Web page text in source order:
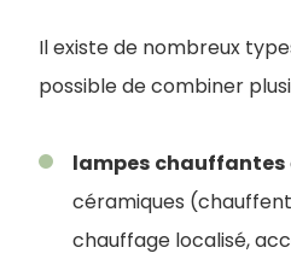
Il existe de nombreux
possible de combiner
lampes chauffantes
céramiques
chauffage localisé,